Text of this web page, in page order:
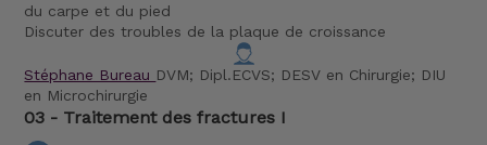
du carpe et du pied
Discuter des troubles de la plaque de croissance
Stéphane Bureau DVM; Dipl.ECVS; DESV en Chirurgie; DIU
en Microchirurgie
03 - Traitement des fractures I